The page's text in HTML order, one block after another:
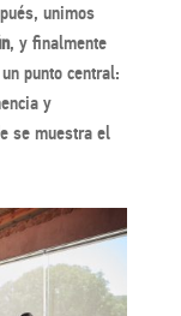
unimos
, y finalmente
punto central:
y
se muestra el